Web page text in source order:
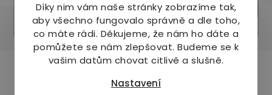
Díky nim vám naše stránky zobrazíme tak,
aby všechno fungovalo správně a dle toho,
co máte rádi. Děkujeme, že nám ho dáte a
pomůžete se nám zlepšovat. Budeme se k
vašim datům chovat citlivě a slušně.
Nastavení
Přihlásit se
Pomůžeme vám s výběrem
Potřebujete s něčím poradit? Jsme tu pro vás!